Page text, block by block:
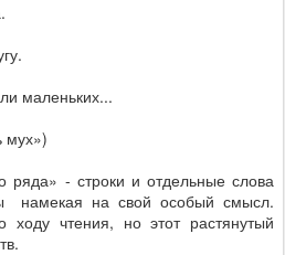
маленьких...
мух»)
ряда» - строки и отдельные слова
намекая на свой особый смысл.
ходу чтения, но этот растянутый